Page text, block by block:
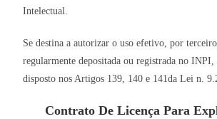
Intelectual.
Se destina a autorizar o uso efetivo, por
regularmente depositada ou registrada no INPI,
disposto nos Artigos 139, 140 e 141da Lei n.
Contrato De Licença Para